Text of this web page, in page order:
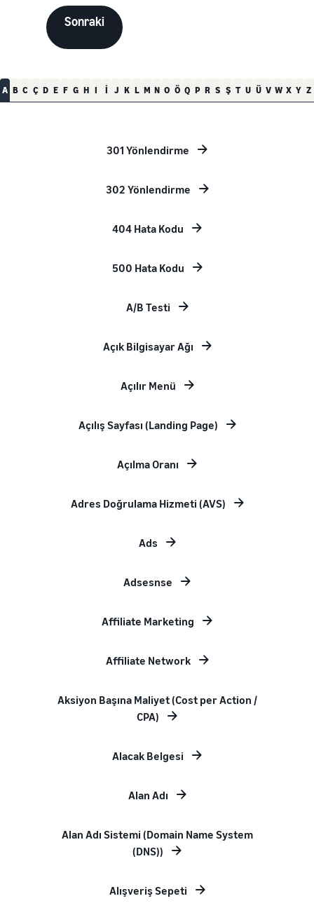
Sonraki
A B C Ç D E F G H I İ J K L M N O Ö Q P R S Ş T U Ü V W X Y Z
301 Yönlendirme
302 Yönlendirme
404 Hata Kodu
500 Hata Kodu
A/B Testi
Açık Bilgisayar Ağı
Açılır Menü
Açılış Sayfası (Landing Page)
Açılma Oranı
Adres Doğrulama Hizmeti (AVS)
Ads
Adsesnse
Affiliate Marketing
Affiliate Network
Aksiyon Başına Maliyet (Cost per Action /
CPA)
Alacak Belgesi
Alan Adı
Alan Adı Sistemi (Domain Name System
(DNS))
Alışveriş Sepeti